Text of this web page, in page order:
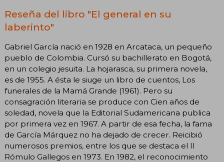
Reseña del libro "El general en su
laberinto"
Gabriel García nació en 1928 en Arcataca, un pequeño
pueblo de Colombia. Cursó su bachillerato en Bogotá,
en un colegio jesuita. La hojarasca, su primera novela,
es de 1955. A ésta le siuge un libro de cuentos, Los
funerales de la Mamá Grande (1961). Pero su
consagración literaria se produce con Cien años de
soledad, novela que la Editorial Sudamericana publica
por primera vez en 1967. A partir de esa fecha, la fama
de García Márquez no ha dejado de crecer. Reicibió
numerosos premios, entre los que se destaca el II
Rómulo Gallegos en 1973. En 1982, el reconocimiento